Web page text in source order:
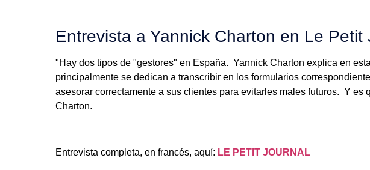
Entrevista a Yannick Charton en Le
"Hay dos tipos de "gestores" en España. Yannick Charton explica en
principalmente se dedican a transcribir en los formularios
asesorar correctamente a sus clientes para evitarles males futuros. Y
Charton.
Entrevista completa, en francés, aquí: LE PETIT JOURNAL